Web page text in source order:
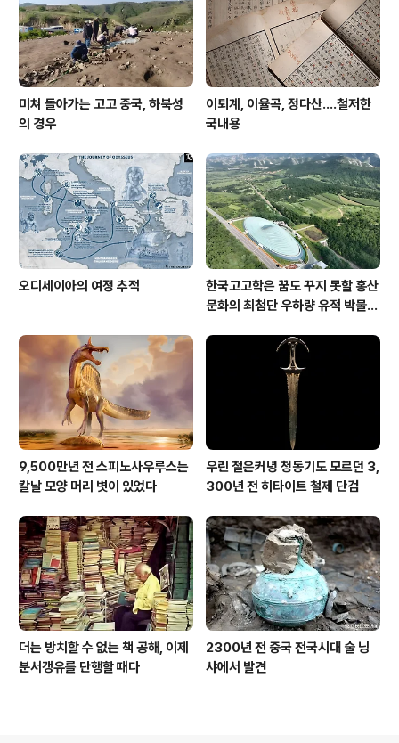
국 이 비밀스런 제안에 따르기로 했다. 배를 타고 몰래 밀항
을 해서 영국으로 가기로 했는데, ..
미쳐 돌아가는 고고 중국, 하북성
의 경우
이퇴계, 이율곡, 정다산....철저한
국내용
오디세이아의 여정 추적
한국고고학은 꿈도 꾸지 못할 홍산
문화의 최첨단 우하량 유적 박물관
9,500만년 전 스피노사우루스는
칼날 모양 머리 볏이 있었다
우린 철은커녕 청동기도 모르던 3,
300년 전 히타이트 철제 단검
더는 방치할 수 없는 책 공해, 이제
분서갱유를 단행할 때다
2300년 전 중국 전국시대 술 닝
샤에서 발견